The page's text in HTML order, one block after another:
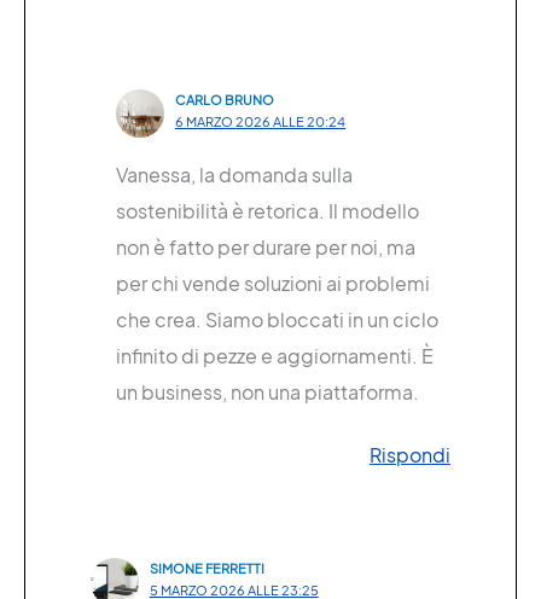
CARLO BRUNO
6 MARZO 2026 ALLE 20:24
Vanessa, la domanda sulla
sostenibilità è retorica. Il modello
non è fatto per durare per noi, ma
per chi vende soluzioni ai problemi
che crea. Siamo bloccati in un ciclo
infinito di pezze e aggiornamenti. È
un business, non una piattaforma.
Rispondi
SIMONE FERRETTI
5 MARZO 2026 ALLE 23:25